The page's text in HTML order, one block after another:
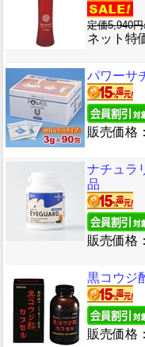
定価5,940円
ネット特
パワーサ
販売価格：
ナチュラ
品
販売価格：
黒コウジ
販売価格：